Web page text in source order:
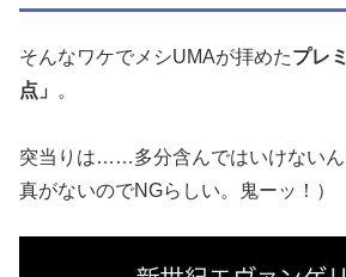
そんなワケでメシUMAが拝めたプレ
点」
。
突当りは……多分含んではいけない
真がないのでNGらしい。鬼ーッ！）